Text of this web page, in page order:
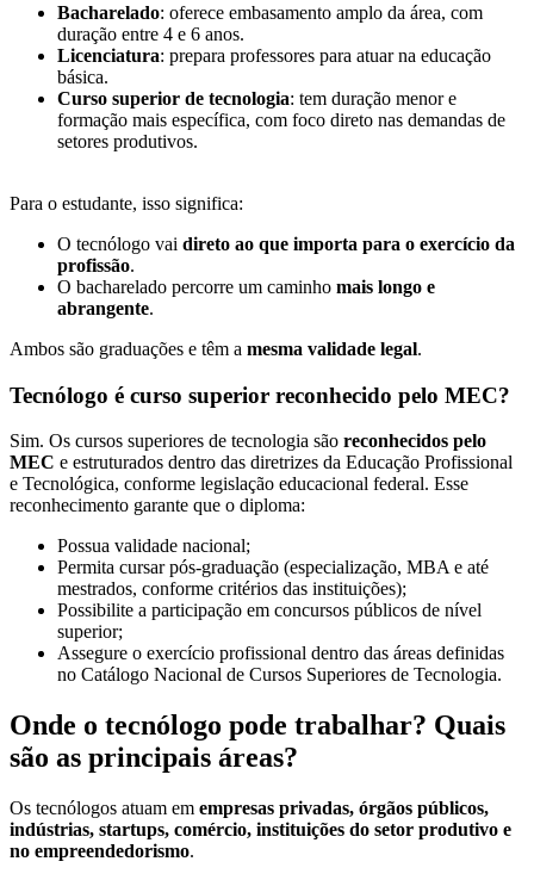
Bacharelado: oferece embasamento amplo da área, com
duração entre 4 e 6 anos.
Licenciatura: prepara professores para atuar na educação
básica.
Curso superior de tecnologia: tem duração menor e
formação mais específica, com foco direto nas demandas de
setores produtivos.
Para o estudante, isso significa:
O tecnólogo vai direto ao que importa para o exercício da
profissão.
O bacharelado percorre um caminho mais longo e
abrangente.
Ambos são graduações e têm a mesma validade legal.
Tecnólogo é curso superior reconhecido pelo MEC?
Sim. Os cursos superiores de tecnologia são reconhecidos pelo
MEC e estruturados dentro das diretrizes da Educação Profissional
e Tecnológica, conforme legislação educacional federal. Esse
reconhecimento garante que o diploma:
Possua validade nacional;
Permita cursar pós-graduação (especialização, MBA e até
mestrados, conforme critérios das instituições);
Possibilite a participação em concursos públicos de nível
superior;
Assegure o exercício profissional dentro das áreas definidas
no Catálogo Nacional de Cursos Superiores de Tecnologia.
Onde o tecnólogo pode trabalhar? Quais
são as principais áreas?
Os tecnólogos atuam em empresas privadas, órgãos públicos,
indústrias, startups, comércio, instituições do setor produtivo e
no empreendedorismo.